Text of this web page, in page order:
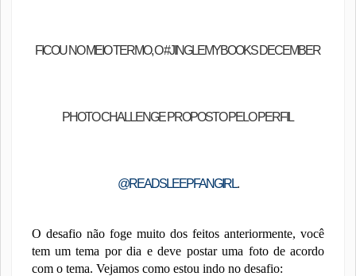
FICOU NO MEIO TERMO, O#JINGLEMYBOOKS DECEMBER
PHOTO CHALLENGEPROPOSTO PELO PERFIL
@READSLEEPFANGIRL.
O desafio não foge muito dos feitos anteriormente, você
tem um tema por dia e deve postar uma foto de acordo
com o tema. Vejamos como estou indo no desafio: